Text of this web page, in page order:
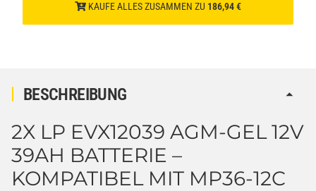
KAUFE ALLES ZUSAMMEN ZU 186,94 €
BESCHREIBUNG
2X LP EVX12039 AGM-GEL 12V
39AH BATTERIE –
KOMPATIBEL MIT MP36-12C